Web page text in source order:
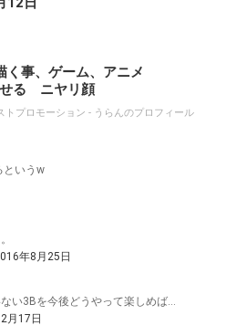
く事、ゲーム、アニメ
せる ニヤリ顔
トプロモーション - うらんのプロフィール
というw
年8月25日
い3Bを今後どうやって楽しめば…
月17日